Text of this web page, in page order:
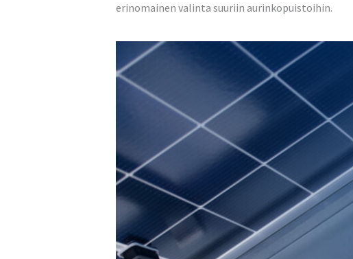
erinomainen valinta suuriin aurinkopuistoihin.